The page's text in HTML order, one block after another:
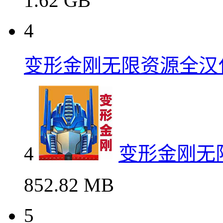
4
变形金刚无限资源全汉
4
变形金刚无
852.82 MB
5